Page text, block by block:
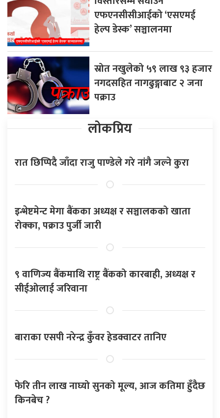
एफएनसीसीआईको ‘एसएमई
हेल्प डेस्क’ सञ्चालनमा
स्रोत नखुलेको ५९ लाख ९३ हजार
नगदसहित नागढुङ्गाबाट २ जना
पक्राउ
लोकप्रिय
रात छिप्पिदै जाँदा राजु पाण्डेले गरे नांगै जल्ने कुरा
इन्भेष्टमेन्ट मेगा बैंकका अध्यक्ष र सञ्चालकको खाता
रोक्का, पक्राउ पुर्जी जारी
९ वाणिज्य बैंकमाथि राष्ट्र बैंकको कारबाही, अध्यक्ष र
सीईओलाई जरिवाना
बाराका एसपी नरेन्द्र कुँवर हेडक्वाटर तानिए
फेरि तीन लाख नाघ्यो सुनको मूल्य, आज कतिमा हुँदैछ
किनबेच ?